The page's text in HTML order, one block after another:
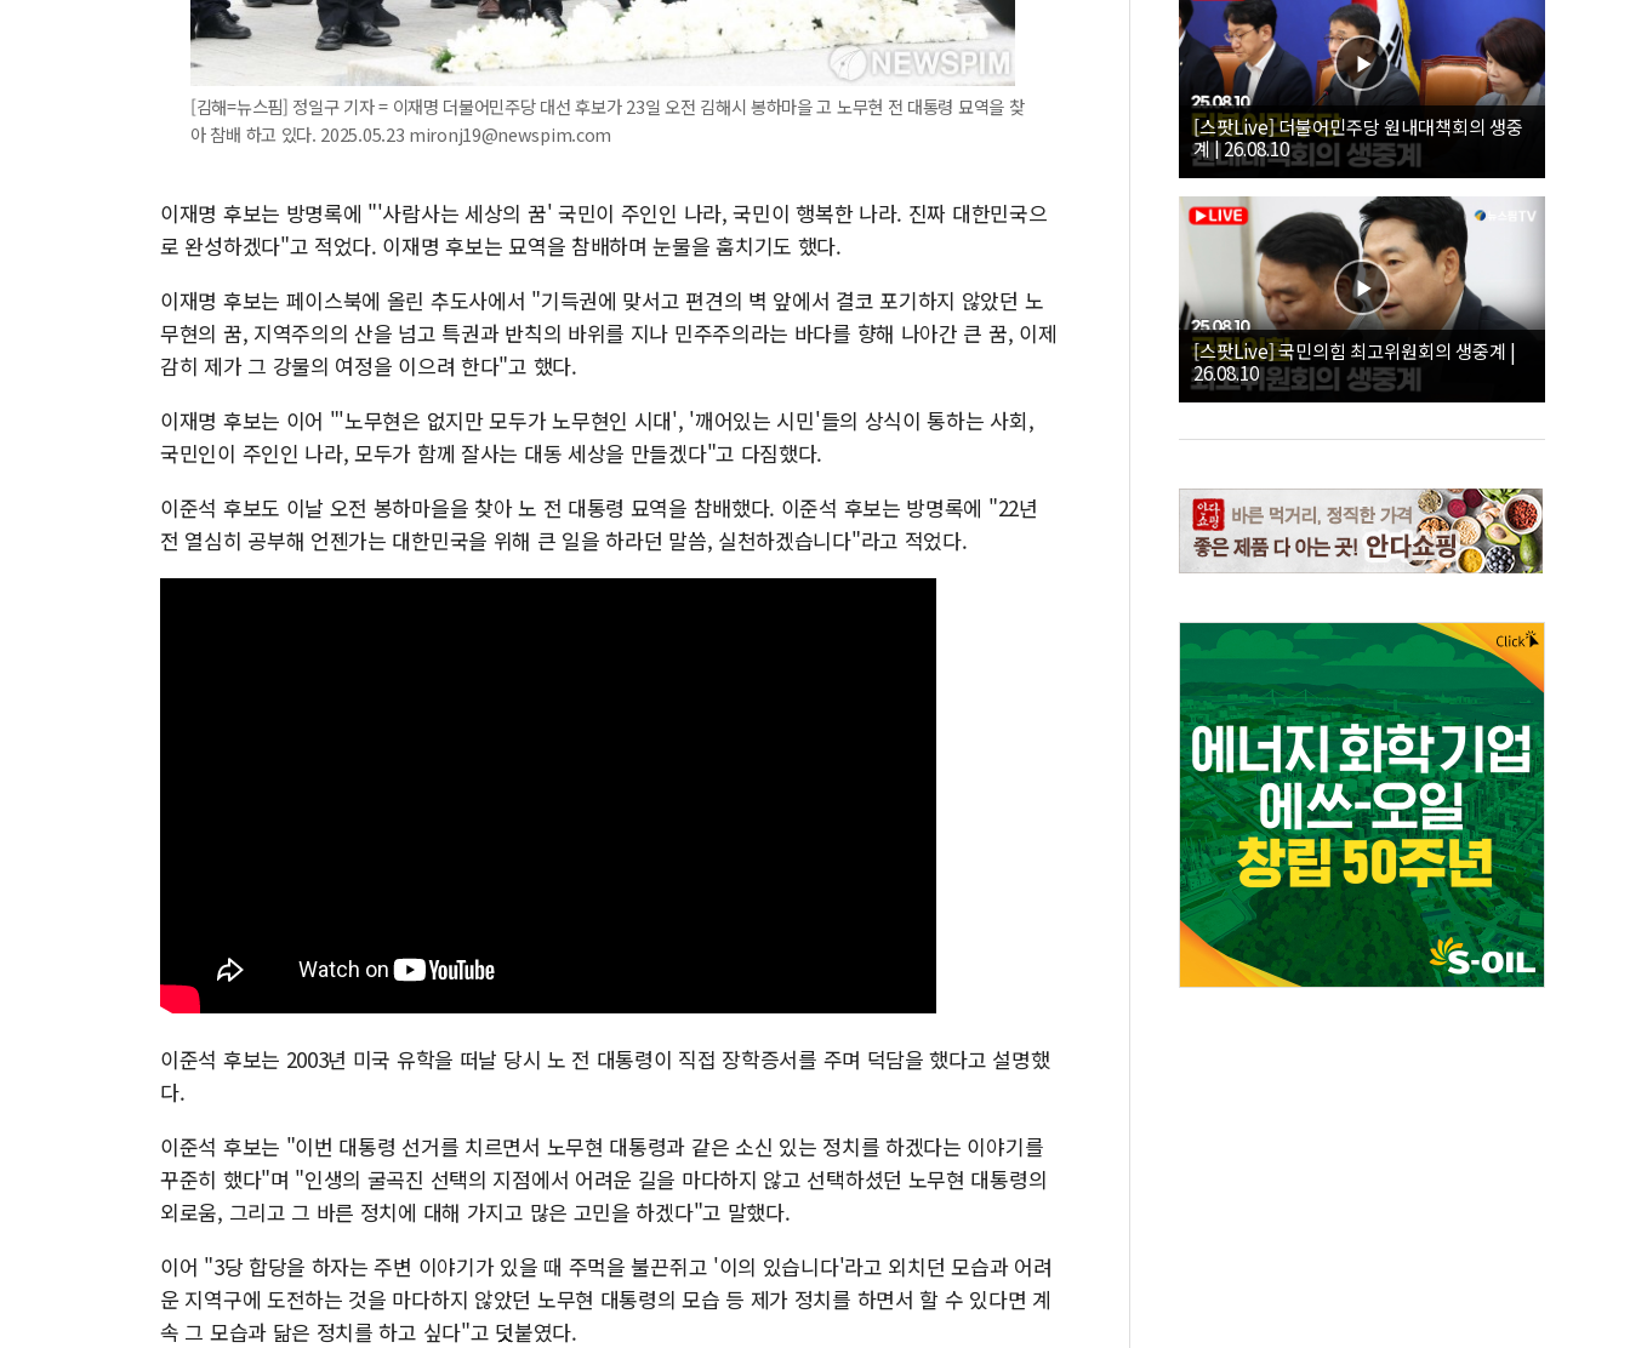
[김해=뉴스핌] 정일구 기자 = 이재명 더불어민주당 대선 후보가 23일 오전 김해시 봉하마을 고 노무현 전 대통령 묘역을 찾
아 참배 하고 있다. 2025.05.23 mironj19@newspim.com
이재명 후보는 방명록에 "'사람사는 세상의 꿈' 국민이 주인인 나라, 국민이 행복한 나라. 진짜 대한민국으
로 완성하겠다"고 적었다. 이재명 후보는 묘역을 참배하며 눈물을 훔치기도 했다.
이재명 후보는 페이스북에 올린 추도사에서 "기득권에 맞서고 편견의 벽 앞에서 결코 포기하지 않았던 노
무현의 꿈, 지역주의의 산을 넘고 특권과 반칙의 바위를 지나 민주주의라는 바다를 향해 나아간 큰 꿈, 이제
감히 제가 그 강물의 여정을 이으려 한다"고 했다.
이재명 후보는 이어 "'노무현은 없지만 모두가 노무현인 시대', '깨어있는 시민'들의 상식이 통하는 사회,
국민인이 주인인 나라, 모두가 함께 잘사는 대동 세상을 만들겠다"고 다짐했다.
이준석 후보도 이날 오전 봉하마을을 찾아 노 전 대통령 묘역을 참배했다. 이준석 후보는 방명록에 "22년
전 열심히 공부해 언젠가는 대한민국을 위해 큰 일을 하라던 말씀, 실천하겠습니다"라고 적었다.
이준석 후보는 2003년 미국 유학을 떠날 당시 노 전 대통령이 직접 장학증서를 주며 덕담을 했다고 설명했
다.
이준석 후보는 "이번 대통령 선거를 치르면서 노무현 대통령과 같은 소신 있는 정치를 하겠다는 이야기를
꾸준히 했다"며 "인생의 굴곡진 선택의 지점에서 어려운 길을 마다하지 않고 선택하셨던 노무현 대통령의
외로움, 그리고 그 바른 정치에 대해 가지고 많은 고민을 하겠다"고 말했다.
이어 "3당 합당을 하자는 주변 이야기가 있을 때 주먹을 불끈쥐고 '이의 있습니다'라고 외치던 모습과 어려
운 지역구에 도전하는 것을 마다하지 않았던 노무현 대통령의 모습 등 제가 정치를 하면서 할 수 있다면 계
속 그 모습과 닮은 정치를 하고 싶다"고 덧붙였다.
[스팟Live] 더불어민주당 원내대책회의 생중
계 | 26.08.10
[스팟Live] 국민의힘 최고위원회의 생중계 |
26.08.10